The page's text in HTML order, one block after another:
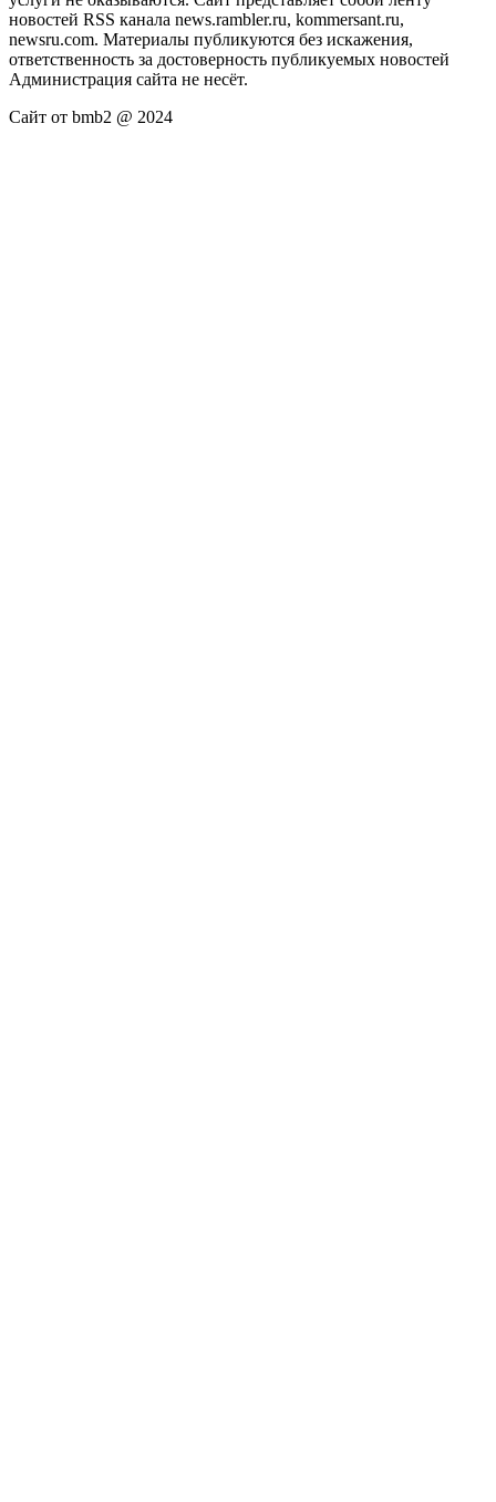
новостей RSS канала news.rambler.ru, kommersant.ru,
newsru.com. Материалы публикуются без искажения,
ответственность за достоверность публикуемых новостей
Администрация сайта не несёт.
Сайт от bmb2 @ 2024